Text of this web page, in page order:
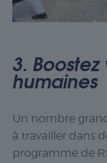
3. Boostez
humaines
Un nombre
à travailler dans
programme de